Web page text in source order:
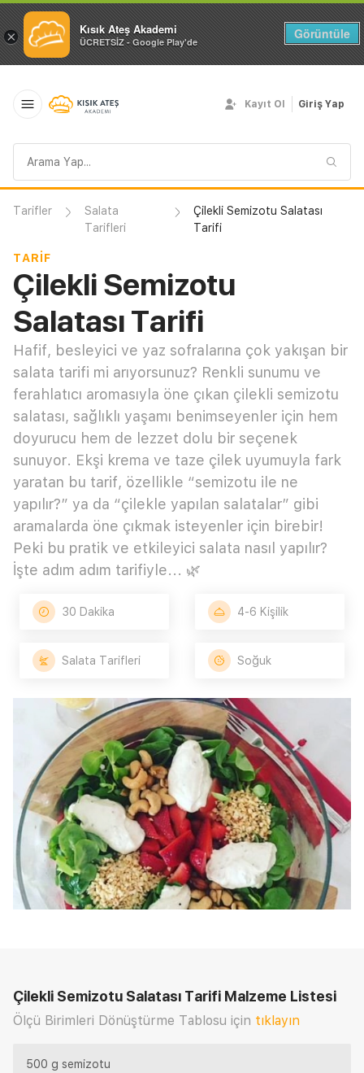
× Kısık Ateş Akademi
ÜCRETSİZ - Google Play'de
Görüntüle
sorgusu
Kayıt Ol Giriş Yap
Tarifler
Salata
Tarifleri
Çilekli Semizotu Salatası
Tarifi
TARIF
Çilekli Semizotu
Salatası Tarifi
Hafif, besleyici ve yaz sofralarına çok yakışan bir
salata tarifi mi arıyorsunuz? Renkli sunumu ve
ferahlatıcı aromasıyla öne çıkan çilekli semizotu
salatası, sağlıklı yaşamı benimseyenler için hem
doyurucu hem de lezzet dolu bir seçenek
sunuyor. Ekşi krema ve taze çilek uyumuyla fark
yaratan bu tarif, özellikle “semizotu ile ne
yapılır?” ya da “çilekle yapılan salatalar” gibi
aramalarda öne çıkmak isteyenler için birebir!
Peki bu pratik ve etkileyici salata nasıl yapılır?
İşte adım adım tarifiyle... 🌿
30 Dakika 4-6 Kişilik
Salata Tarifleri Soğuk
Çilekli Semizotu Salatası Tarifi Malzeme Listesi
Ölçü Birimleri Dönüştürme Tablosu için tıklayın
500 g semizotu